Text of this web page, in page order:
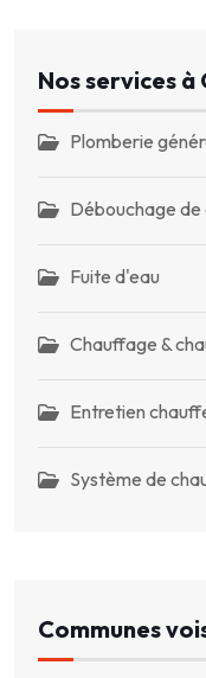
Nos services à
Plomberie
Débouchage de
Fuite d'eau
Chauffage &
Entretien
Système de
Communes